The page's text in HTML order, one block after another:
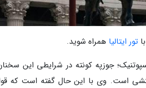
تور ایتالیا همراه شوید.
جوزپه کونته در شرایطی این
است. وی با این حال گفته است که